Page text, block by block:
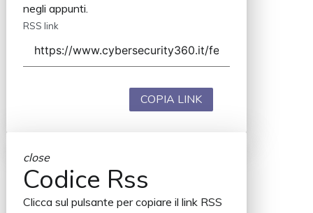
negli appunti.
RSS link
COPIA LINK
close
Codice Rss
Clicca sul pulsante per copiare il link RSS